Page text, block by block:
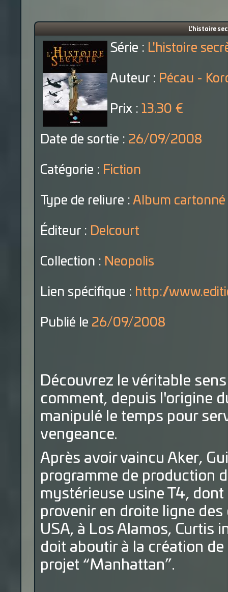
L'histoire
Série : L'histoire
Auteur : Pécau -
Prix : 13.30 €
Date de sortie : 26/09/2008
Catégorie : Fiction
Type de reliure : Album cartonné
Éditeur : Delcourt
Collection : Neopolis
Lien spécifique : http://
Publié le 26/09/2008
Découvrez le véritable
comment, depuis l'origine
manipulé le temps pour
vengeance.
Après avoir vaincu Aker,
programme de production
mystérieuse usine T4,
provenir en droite ligne
USA, à Los Alamos, Curtis
doit aboutir à la création
projet “Manhattan”.